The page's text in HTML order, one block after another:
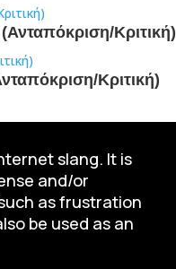
Κριτική)
Κριτική)
slang. It is
and/or
as frustration
be used as an